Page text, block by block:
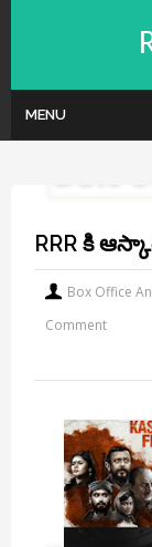
MENU
RRR కి
Box Office
Comment